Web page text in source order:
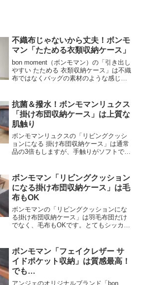
不織布じゃないから丈夫！ボンモ
マン「たためる衣類収納ケース」
bon moment（ボンモマン）の「引き出し
やすい たためる 衣類収納ケース」は不織
布ではなくバッグの素材のような感じで
す。おまけに、見た目もとても素敵。こ
れで税込2,200円はむしろ安いと私は思い
ます。
抗菌＆撥水！ボンモマンリュクス
「掛け布団収納ケース」は上質な
肌触り
ボンモマンリュクスの「リビングクッシ
ョンになる 掛け布団収納ケース」は通常
品の3倍もしますが、手触りがソフトで心
ています。おまけに日本製なのですから
高価なのも納得です。
ボンモマン「リビングクッション
になる掛け布団収納ケース」は毛
布もOK
ボンモマンの「リビングクッションにな
る掛け布団収納ケース」は羽毛布団だけ
でなく、毛布もOKです。とてもシッカリ
ありません。かさばる冬布団の収納スペ
ースに困ったら是非ご検討ください。
ボンモマン「フェイクレザー サ
イドポケット収納」は質感最高！
でも…
アンジェのオリジナルブランド「bon